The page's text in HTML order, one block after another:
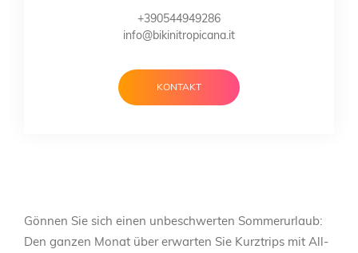
+390544949286
info@bikinitropicana.it
KONTAKT
Gönnen Sie sich einen unbeschwerten Sommerurlaub:
Den ganzen Monat über erwarten Sie Kurztrips mit All-